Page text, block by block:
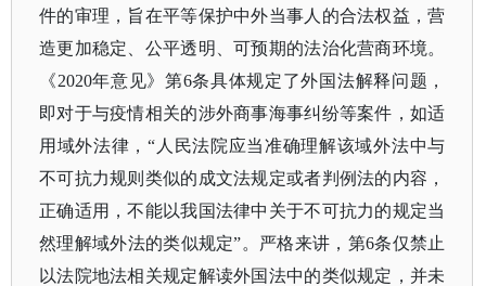
件的审理，旨在平等保护中外当事人的合法权益，营
造更加稳定、公平透明、可预期的法治化营商环境。
《2020年意见》第6条具体规定了外国法解释问题，
即对于与疫情相关的涉外商事海事纠纷等案件，如适
用域外法律，“人民法院应当准确理解该域外法中与
不可抗力规则类似的成文法规定或者判例法的内容，
正确适用，不能以我国法律中关于不可抗力的规定当
然理解域外法的类似规定”。严格来讲，第6条仅禁止
以法院地法相关规定解读外国法中的类似规定，并未